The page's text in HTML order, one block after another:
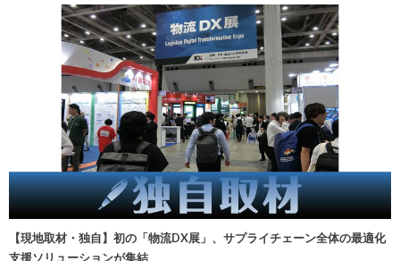
【現地取材・独自】初の「物流DX展」、サプライチェーン全体の最適化
支援ソリューションが集結